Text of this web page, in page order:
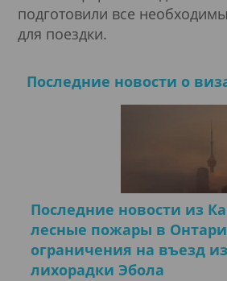
подготовили все
для поездки.
Последние новости о
Последние новости из
лесные пожары в
ограничения на въезд
лихорадки Эбола